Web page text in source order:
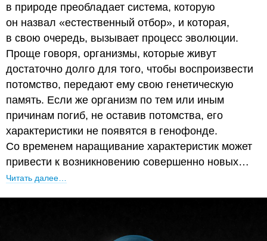
в природе преобладает система, которую
он назвал «естественный отбор», и которая,
в свою очередь, вызывает процесс эволюции.
Проще говоря, организмы, которые живут
достаточно долго для того, чтобы воспроизвести
потомство, передают ему свою генетическую
память. Если же организм по тем или иным
причинам погиб, не оставив потомства, его
характеристики не появятся в генофонде.
Со временем наращивание характеристик может
привести к возникновению совершенно новых…
Читать далее…